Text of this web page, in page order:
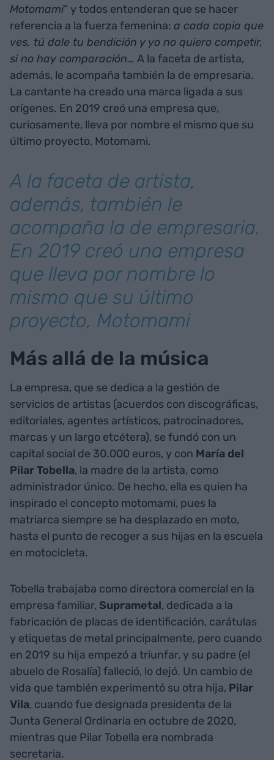
Motomami” y todos entenderan que se hacer
referencia a la fuerza femenina: a cada copia que
ves, tú dale tu bendición y yo no quiero competir,
si no hay comparación… A la faceta de artista,
además, le acompaña también la de empresaria.
La cantante ha creado una marca ligada a sus
orígenes. En 2019 creó una empresa que,
curiosamente, lleva por nombre el mismo que su
último proyecto, Motomami.
A la faceta de artista,
además, también le
acompaña la de empresaria.
En 2019 creó una empresa
que lleva por nombre lo
mismo que su último
proyecto, Motomami
Más allá de la música
La empresa, que se dedica a la gestión de
servicios de artistas (acuerdos con discográficas,
editoriales, agentes artísticos, patrocinadores,
marcas y un largo etcétera), se fundó con un
capital social de 30.000 euros, y con María del
Pilar Tobella, la madre de la artista, como
administrador único. De hecho, ella es quien ha
inspirado el concepto motomami, pues la
matriarca siempre se ha desplazado en moto,
hasta el punto de recoger a sus hijas en la escuela
en motocicleta.
Tobella trabajaba como directora comercial en la
empresa familiar, Suprametal, dedicada a la
fabricación de placas de identificación, carátulas
y etiquetas de metal principalmente, pero cuando
en 2019 su hija empezó a triunfar, y su padre (el
abuelo de Rosalía) falleció, lo dejó. Un cambio de
vida que también experimentó su otra hija, Pilar
Vila, cuando fue designada presidenta de la
Junta General Ordinaria en octubre de 2020,
mientras que Pilar Tobella era nombrada
secretaria.